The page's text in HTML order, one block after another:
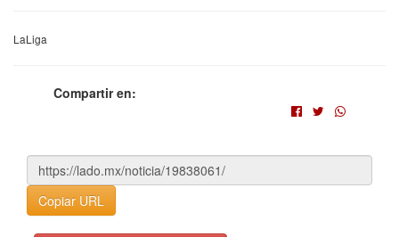
LaLiga
Compartir en:
Copiar URL